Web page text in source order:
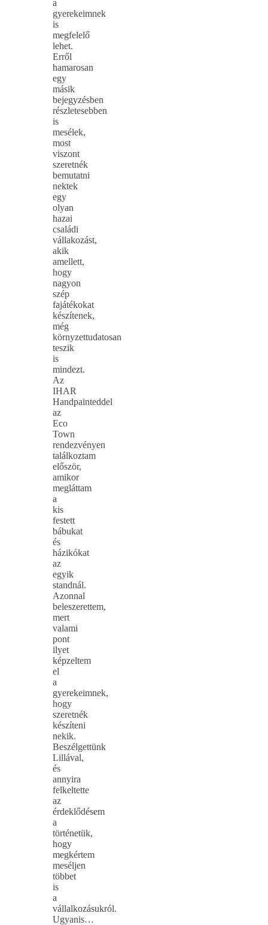
a
gyerekeimnek
is
megfelelő
lehet.
Erről
hamarosan
egy
másik
bejegyzésben
részletesebben
is
mesélek,
most
viszont
szeretnék
bemutatni
nektek
egy
olyan
hazai
családi
vállakozást,
akik
amellett,
hogy
nagyon
szép
fajátékokat
készítenek,
még
környzettudatosan
teszik
is
mindezt.
Az
IHAR
Handpainteddel
az
Eco
Town
rendezvényen
találkoztam
először,
amikor
megláttam
a
kis
festett
bábukat
és
házikókat
az
egyik
standnál.
Azonnal
beleszerettem,
mert
valami
pont
ilyet
képzeltem
el
a
gyerekeimnek,
hogy
szeretnék
készíteni
nekik.
Beszélgettünk
Lillával,
és
annyira
felkeltette
az
érdeklődésem
a
történetük,
hogy
megkértem
meséljen
többet
is
a
vállalkozásukról.
Ugyanis…